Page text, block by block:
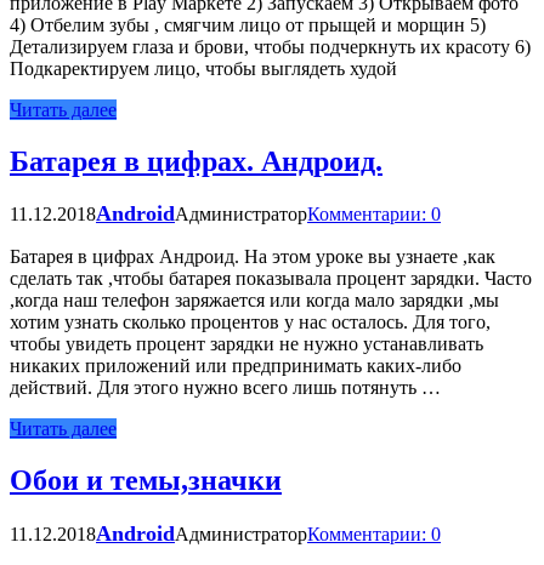
4) Отбелим зубы , смягчим лицо от прыщей и морщин 5)
Детализируем глаза и брови, чтобы подчеркнуть их красоту 6)
Подкаректируем лицо, чтобы выглядеть худой
Читать далее
Батарея в цифрах. Андроид.
11.12.2018AndroidАдминистраторКомментарии: 0
Батарея в цифрах Андроид. На этом уроке вы узнаете ,как
сделать так ,чтобы батарея показывала процент зарядки. Часто
,когда наш телефон заряжается или когда мало зарядки ,мы
хотим узнать сколько процентов у нас осталось. Для того,
чтобы увидеть процент зарядки не нужно устанавливать
никаких приложений или предпринимать каких-либо
действий. Для этого нужно всего лишь потянуть …
Читать далее
Обои и темы,значки
11.12.2018AndroidАдминистраторКомментарии: 0